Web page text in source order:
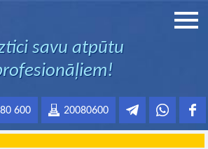
savu atpūtu
20080600
600